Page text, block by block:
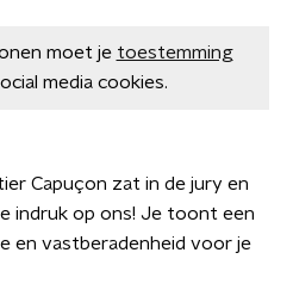
moet je toestemming
media cookies.
Capuçon zat in de jury en
indruk op ons! Je toont een
en vastberadenheid voor je